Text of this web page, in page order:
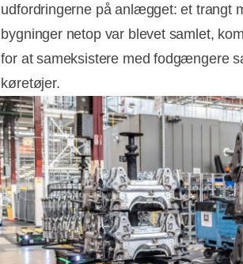
udfordringerne på anlægget: et trangt
bygninger netop var blevet samlet,
for at sameksistere med fodgængere
køretøjer.